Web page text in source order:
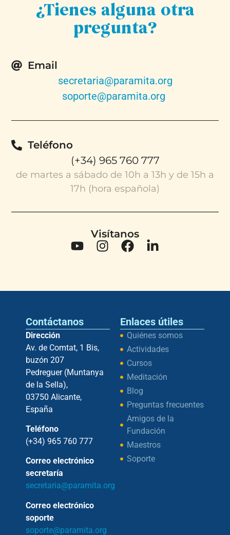
¿Tienes alguna otra
pregunta?
Email
secretaria@paramita.org
soporte@paramita.org
Teléfono
(+34) 965 760 777
de martes a sábado de 10h a 13h y de 15h a
17h (hora española)
Visítanos
Contáctanos
Dirección
Av. de Comtat, 1 Bis,
buzón 207
Pedreguer (Muntanya
de la Sella),
03750 Alicante,
España
Teléfono
(+34) 965 760 777
Correo electrónico
secretaría
secretaria@paramita.org
Correo electrónico
soporte
soporte@paramita.org
Enlaces útiles
Quiénes somos
Actividades
Cursos
Meditación
Blog
Preguntas frecuentes
Amigos de la
Fundación
Maestros
Soporte